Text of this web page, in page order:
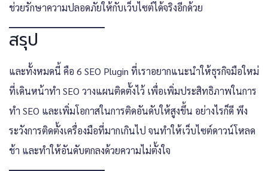
ช่วยรักษาความปลอดภัยให้กับเว็บไซต์ได้จริงอีกด้วย
สรุป
และทั้งหมดนี้ คือ 6 SEO Plugin ที่เราอยากแนะนำให้ธุรกิจมือใหม่
ที่เดินหน้าทำ SEO วางแผนติดตั้งไว้ เพื่อเพิ่มประสิทธิภาพในการ
ทำ SEO และเพิ่มโอกาสในการติดอันดับให้สูงขึ้น อย่างไรก็ดี พึง
ระวังการติดตั้งเครื่องมือที่มากเกินไป จนทำให้เว็บไซต์ดาวน์โหลด
ช้า และทำให้อันดับตกลงด้วยความไม่ตั้งใจ